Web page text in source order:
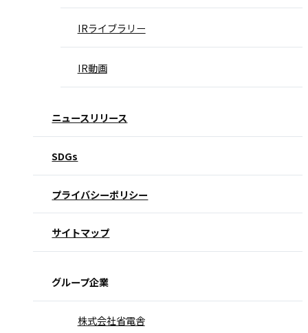
IRライブラリー
IR動画
ニュースリリース
SDGs
プライバシーポリシー
サイトマップ
グループ企業
株式会社省電舎